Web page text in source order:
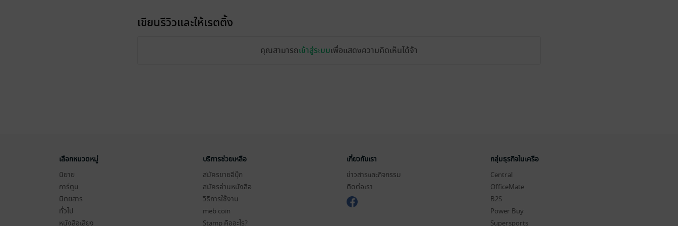
เขียนรีวิวและให้เรตติ้ง
คุณสามารถเข้าสู่ระบบเพื่อแสดงความคิดเห็นได้จ้า
เลือกหมวดหมู่
นิยาย
การ์ตูน
นิตยสาร
ทั่วไป
หนังสือเสียง
บริการช่วยเหลือ
สมัครขายอีบุ๊ก
สมัครอ่านหนังสือ
วิธีการใช้งาน
meb coin
Stamp คืออะไร?
เกี่ยวกับเรา
ข่าวสารและกิจกรรม
ติดต่อเรา
กลุ่มธุรกิจในเครือ
Central
OfficeMate
B2S
Power Buy
Supersports